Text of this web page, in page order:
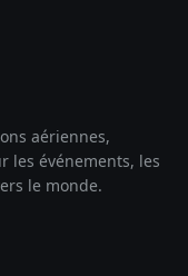
aériennes,
les événements, les
le monde.